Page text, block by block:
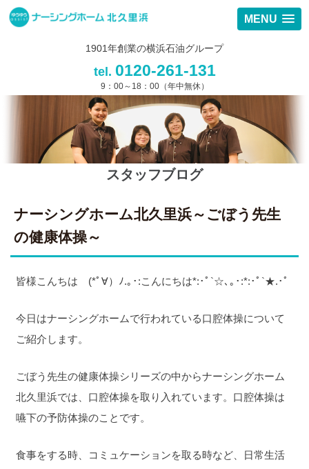
MENU
1901年創業の横浜石油グループ
tel. 0120-261-131
9：00～18：00（年中無休）
スタッフブログ
ナーシングホーム北久里浜～ごぼう先生
の健康体操～
皆様こんちは (*ﾟ∀）ﾉ.｡･:こんにちは*:･ﾟ`☆､｡･:*:･ﾟ`★.･ﾟ
今日はナーシングホームで行われている口腔体操について
ご紹介します。
ごぼう先生の健康体操シリーズの中からナーシングホーム
北久里浜では、口腔体操を取り入れています。口腔体操は
嚥下の予防体操のことです。
食事をする時、コミュケーションを取る時など、日常生活